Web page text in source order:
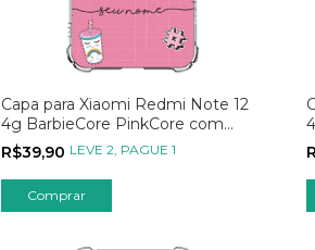
Capa para Xiaomi Redmi Note 12
4g BarbieCore PinkCore com
Inicial
R$39,90 LEVE 2, PAGUE 1
Comprar